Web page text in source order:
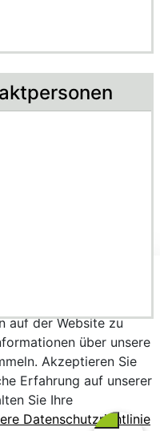
Otten
Inhalte
auf der Website zu
über unsere
Akzeptieren Sie
Erfahrung auf unserer
Sie Ihre
Datenschutzrichtlinie